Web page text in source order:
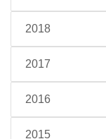
2018
2017
2016
2015